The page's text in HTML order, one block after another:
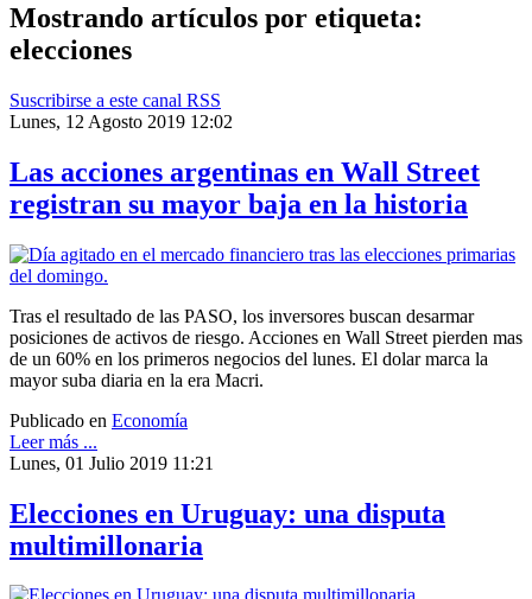
Mostrando artículos por etiqueta:
elecciones
Suscribirse a este canal RSS
Lunes, 12 Agosto 2019 12:02
Las acciones argentinas en Wall Street
registran su mayor baja en la historia
Tras el resultado de las PASO, los inversores buscan desarmar
posiciones de activos de riesgo. Acciones en Wall Street pierden mas
de un 60% en los primeros negocios del lunes. El dolar marca la
mayor suba diaria en la era Macri.
Publicado en Economía
Leer más ...
Lunes, 01 Julio 2019 11:21
Elecciones en Uruguay: una disputa
multimillonaria